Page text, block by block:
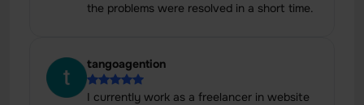
the problems were resolved in a short time.
tangoagention
I currently work as a freelancer in website